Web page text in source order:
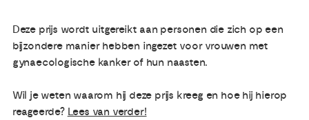
Publicaties
Ervaringsdeskundigheid
Deze prijs wordt uitgereikt aan personen die zich op een
bijzondere manier hebben ingezet voor vrouwen met
gynaecologische kanker of hun naasten.
Wil je weten waarom hij deze prijs kreeg en hoe hij hierop
reageerde? Lees van verder!